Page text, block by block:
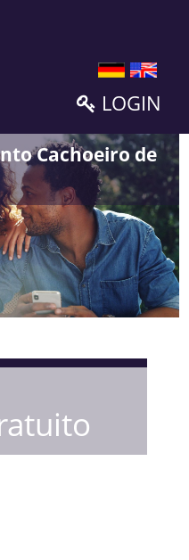
LOGIN
Cachoeiro de